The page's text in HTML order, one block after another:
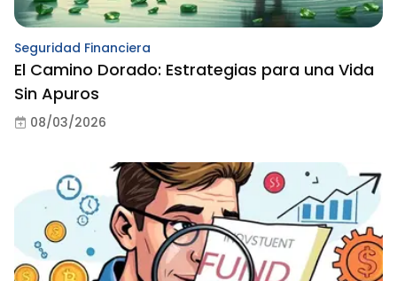
Seguridad Financiera
El Camino Dorado: Estrategias para una Vida
Sin Apuros
08/03/2026